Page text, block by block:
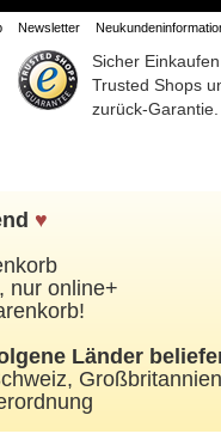
Newsletter
Sicher
Trusted Shops
zurück-Garantie.
♥
nur online+
Länder